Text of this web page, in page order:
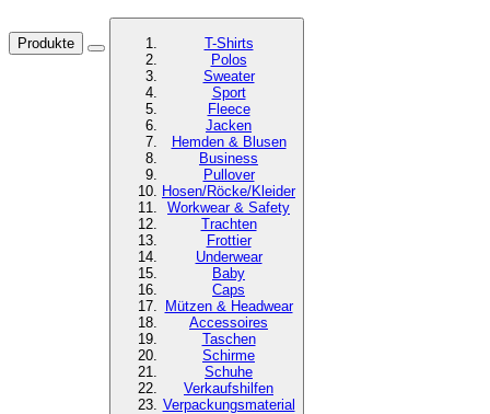
Produkte
T-Shirts
Polos
Sweater
Sport
Fleece
Jacken
Hemden & Blusen
Business
Pullover
Hosen/Röcke/Kleider
Workwear & Safety
Trachten
Frottier
Underwear
Baby
Caps
Mützen & Headwear
Accessoires
Taschen
Schirme
Schuhe
Verkaufshilfen
Verpackungsmaterial